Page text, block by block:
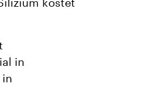
kostet
in
in